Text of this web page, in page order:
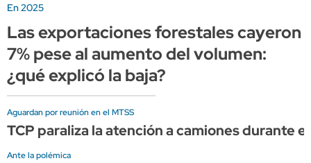
En 2025
Las exportaciones forestales cayeron
7% pese al aumento del volumen:
¿qué explicó la baja?
Aguardan por reunión en el MTSS
TCP paraliza la atención a camiones durante
Ante la polémica